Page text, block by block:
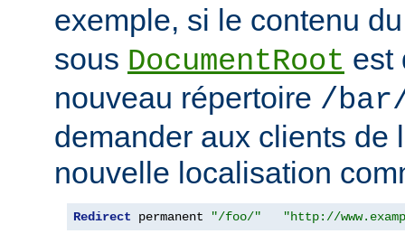
exemple, si le contenu
sous DocumentRoot est
nouveau répertoire /
demander aux clients de
nouvelle localisation
Redirect permanent "/foo/" "http://